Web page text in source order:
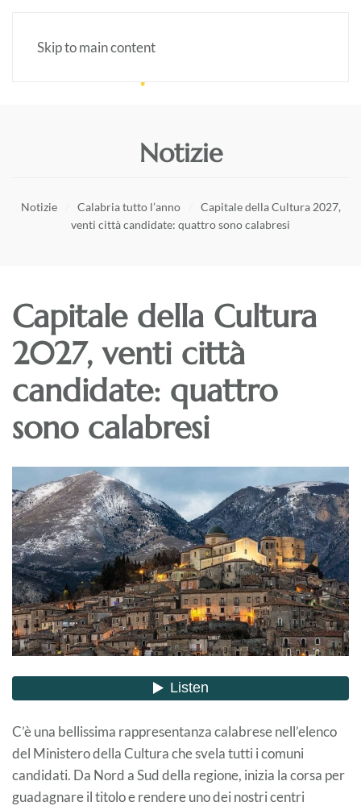
Skip to main content
Notizie
Notizie Calabria tutto l’anno
Capitale della Cultura 2027,
venti città candidate: quattro sono calabresi
Capitale della Cultura
2027, venti città
candidate: quattro
sono calabresi
C’è una bellissima rappresentanza calabrese nell’elenco
del Ministero della Cultura che svela tutti i comuni
candidati. Da Nord a Sud della regione, inizia la corsa per
guadagnare il titolo e rendere uno dei nostri centri